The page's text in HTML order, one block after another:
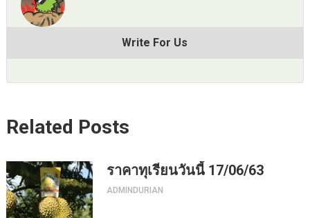
Write For Us
Related Posts
ราคาทุเรียนวันนี้ 17/06/63
ADMINDURIAN